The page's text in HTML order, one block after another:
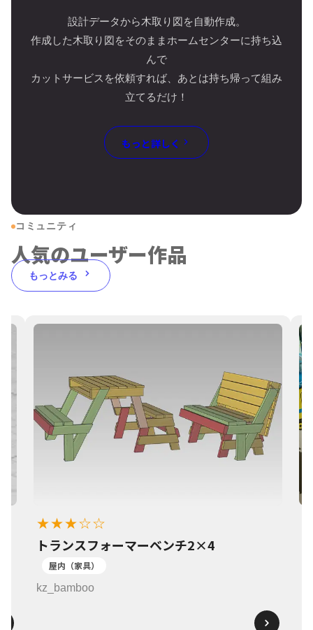
設計データから木取り図を自動作成。
作成した木取り図をそのままホームセンターに持ち込
んで
カットサービスを依頼すれば、あとは持ち帰って組み
立てるだけ！
もっと詳しく
コミュニティ
人気のユーザー作品
もっとみる
★★★☆☆
トランスフォーマーベンチ2×4
屋内（家具）
kz_bamboo